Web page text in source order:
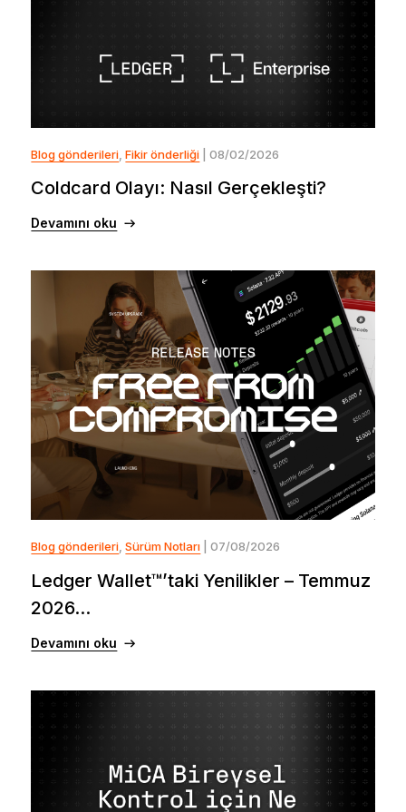
Blog gönderileri ,Fikir önderliği | 08/02/2026
Coldcard Olayı: Nasıl Gerçekleşti?
Devamını oku
Blog gönderileri ,Sürüm Notları | 07/08/2026
Ledger Wallet™’taki Yenilikler – Temmuz
2026...
Devamını oku